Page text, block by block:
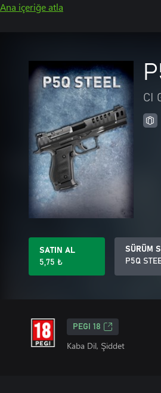
Ana içeriğe atla
CI
SATIN AL
5,75 ₺
SÜRÜM
P5Q
PEGI 18
Kaba Dil, Şiddet